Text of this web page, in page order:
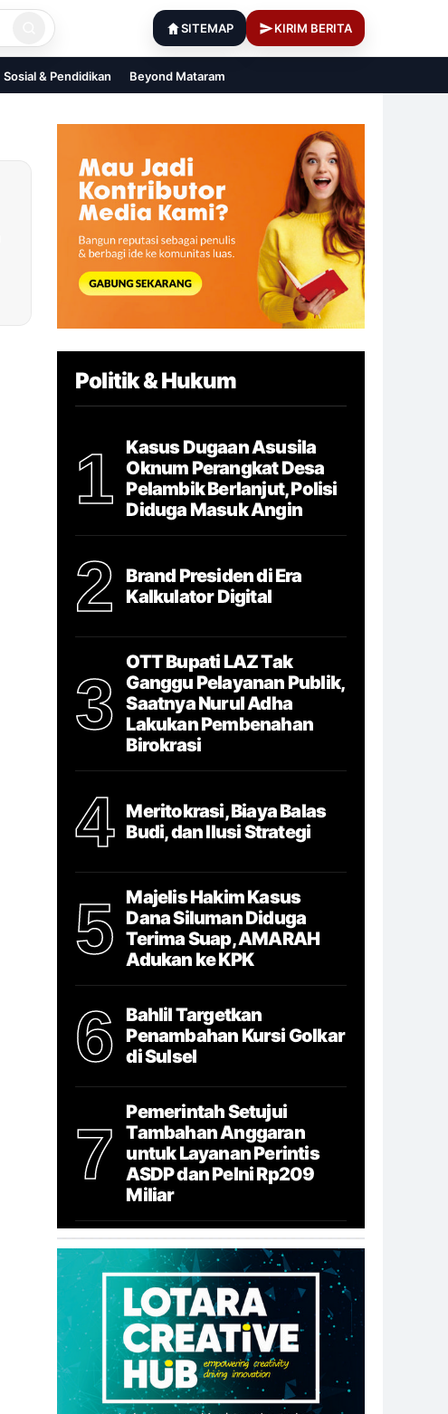
SITEMAP KIRIM BERITA
Sosial & Pendidikan Beyond Mataram
Politik & Hukum
1
Kasus Dugaan Asusila
Oknum Perangkat Desa
Pelambik Berlanjut, Polisi
Diduga Masuk Angin
2
Brand Presiden di Era
Kalkulator Digital
3
OTT Bupati LAZ Tak
Ganggu Pelayanan Publik,
Saatnya Nurul Adha
Lakukan Pembenahan
Birokrasi
4
Meritokrasi, Biaya Balas
Budi, dan Ilusi Strategi
5
Majelis Hakim Kasus
Dana Siluman Diduga
Terima Suap, AMARAH
Adukan ke KPK
6
Bahlil Targetkan
Penambahan Kursi Golkar
di Sulsel
7
Pemerintah Setujui
Tambahan Anggaran
untuk Layanan Perintis
ASDP dan Pelni Rp209
Miliar